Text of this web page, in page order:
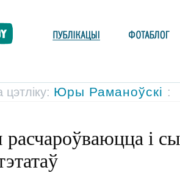
цэтліку: Юры Раманоўскі :
і